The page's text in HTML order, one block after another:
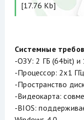
[17.76 Kb]
Системные
-ОЗУ: 2 ГБ (64bit) и
-Процессор: 2х1
-Пространство
-Видеокарта:
-BIOS: